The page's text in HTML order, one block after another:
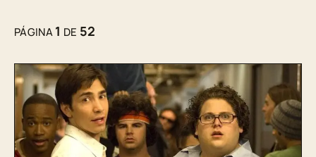
PÁGINA1 DE 52